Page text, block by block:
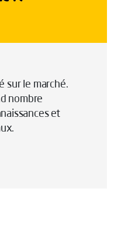
sur le marché.
nombre
et